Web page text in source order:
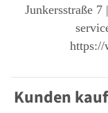
Junkersstraße
https://
Kunden